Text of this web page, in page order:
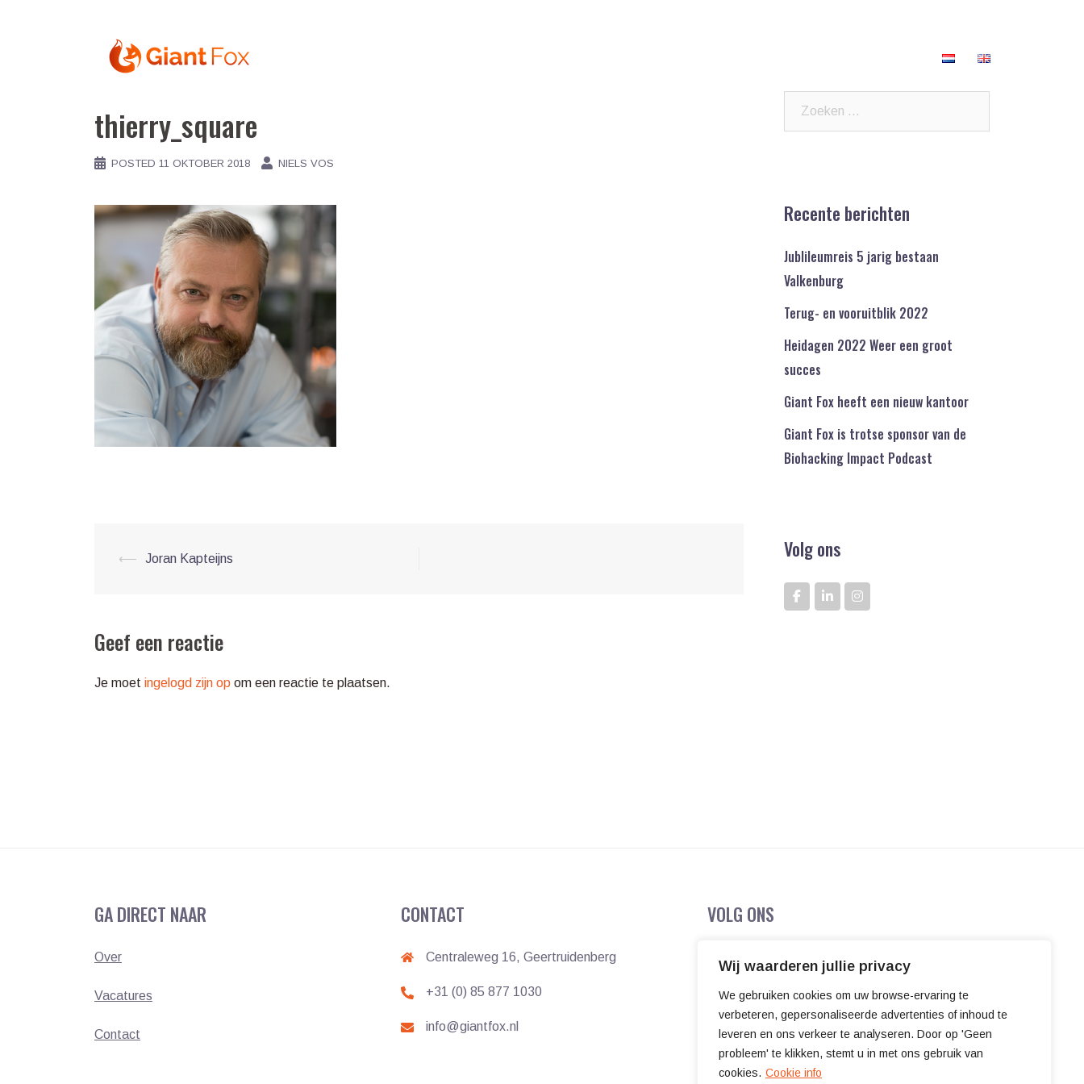
Wij waarderen jullie privacy
We gebruiken cookies om uw browse-ervaring te
verbeteren, gepersonaliseerde advertenties of inhoud te
leveren en ons verkeer te analyseren. Door op 'Geen
probleem' te klikken, stemt u in met ons gebruik van
cookies. Cookie info
thierry_square
POSTED 11 OKTOBER 2018 NIELS VOS
Post
⟵ Joran Kapteijns
Geef een reactie
Je moet ingelogd zijn op om een reactie te plaatsen.
Recente berichten
Jublileumreis 5 jarig bestaan
Valkenburg
Terug- en vooruitblik 2022
Heidagen 2022 Weer een groot
succes
Giant Fox heeft een nieuw kantoor
Giant Fox is trotse sponsor van de
Biohacking Impact Podcast
Volg ons
GA DIRECT NAAR
Over
Vacatures
Contact
CONTACT
Centraleweg 16, Geertruidenberg
+31 (0) 85 877 1030
info@giantfox.nl
VOLG ONS